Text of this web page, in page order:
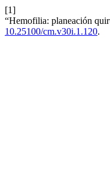
[1]
“Hemofilia: planeación
10.25100/cm.v30i.1.120.